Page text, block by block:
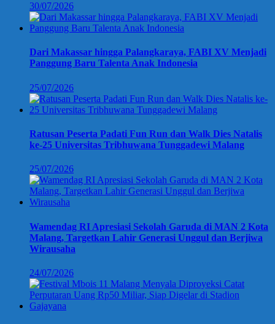
30/07/2026
Dari Makassar hingga Palangkaraya, FABI XV Menjadi
Panggung Baru Talenta Anak Indonesia
25/07/2026
Ratusan Peserta Padati Fun Run dan Walk Dies Natalis
ke-25 Universitas Tribhuwana Tunggadewi Malang
25/07/2026
Wamendag RI Apresiasi Sekolah Garuda di MAN 2 Kota
Malang, Targetkan Lahir Generasi Unggul dan Berjiwa
Wirausaha
24/07/2026